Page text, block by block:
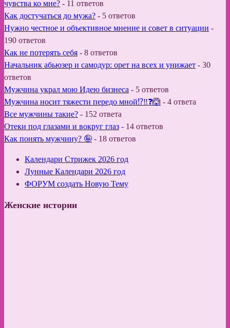
чувства ко мне? - 11 ответов
Как достучаться до мужа? - 5 ответов
Нужно честное и объективное мнение и совет в ситуации -
190 ответов
Как не потерять себя - 8 ответов
Начальник абьюзер и самодур: орет на всех и унижает - 30
ответов
Мужчина украл мою Идею бизнеса - 5 ответов
Мужчина носит тяжести передо мной⁉️‼️❓🙆 - 4 ответа
Все мужчины такие? - 152 ответа
Отеки под глазами и вокруг глаз - 14 ответов
Как понять мужчину? 🤪 - 18 ответов
Календари Стрижек 2026 год
Лунные Календари 2026 год
ФОРУМ создать Новую Тему
Женские истории